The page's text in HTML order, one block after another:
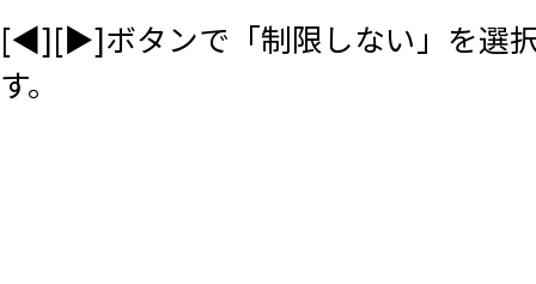
[◀][▶]ボタンで「制限しない」を選
す。